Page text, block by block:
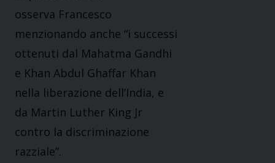
osserva Francesco
menzionando anche “i successi
ottenuti dal Mahatma Gandhi
e Khan Abdul Ghaffar Khan
nella liberazione dell’India, e
da Martin Luther King Jr
contro la discriminazione
razziale”.